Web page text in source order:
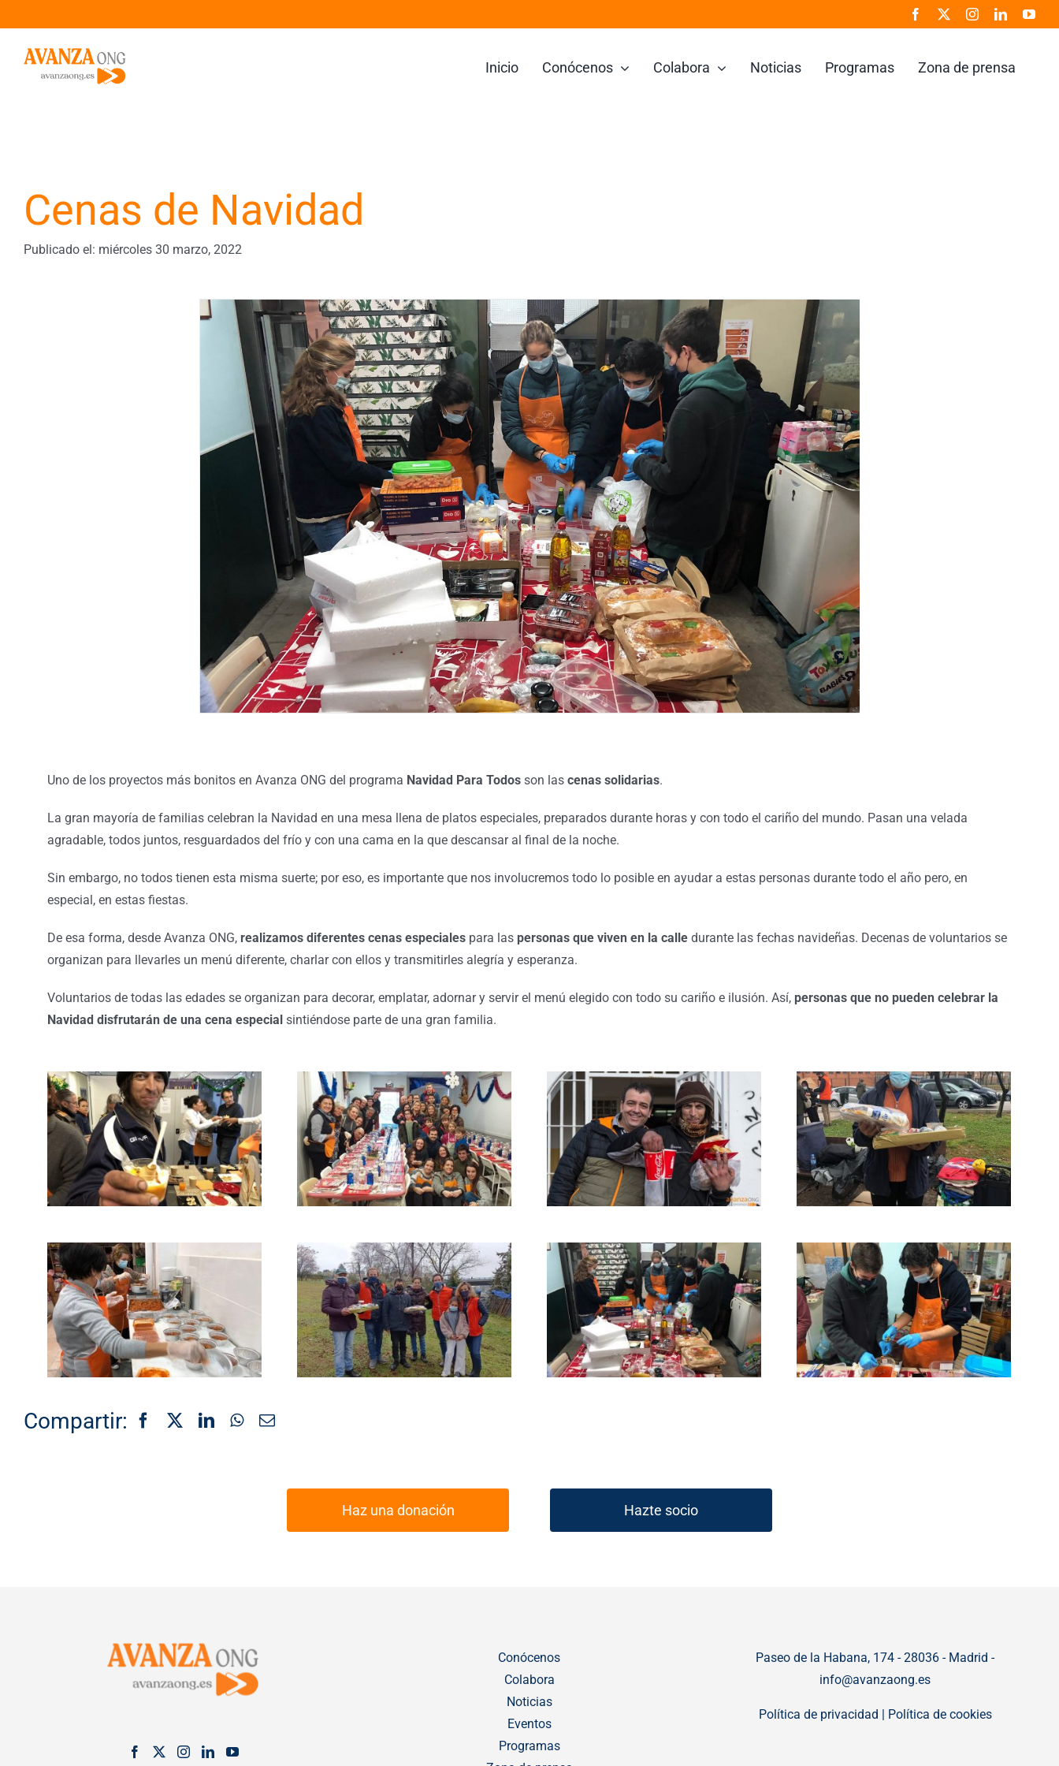
al
contenido
Inicio Conócenos Colabora Noticias Programas Zona de prensa
Cenas de Navidad
Publicado el: miércoles 30 marzo, 2022
Uno de los proyectos más bonitos en Avanza ONG del programa Navidad Para Todosson las cenas solidarias.
La gran mayoría de familias celebran la Navidad en una mesa llena de platos especiales, preparados durante horas y con todo el cariño del mundo. Pasan una velada
agradable, todos juntos, resguardados del frío y con una cama en la que descansar al final de la noche.
Sin embargo, no todos tienen esta misma suerte; por eso, es importante que nos involucremos todo lo posible en ayudar a estas personas durante todo el año pero, en
especial, en estas fiestas.
De esa forma, desde Avanza ONG, realizamos diferentes cenas especialespara las personas que viven en la calledurante las fechas navideñas. Decenas de voluntarios se
organizan para llevarles un menú diferente, charlar con ellos y transmitirles alegría y esperanza.
Voluntarios de todas las edades se organizan para decorar, emplatar, adornar y servir el menú elegido con todo su cariño e ilusión. Así, personas que no pueden celebrar la
Navidad disfrutarán de una cena especialsintiéndose parte de una gran familia.
Compartir:
Haz una donación Hazte socio
Conócenos
Colabora
Noticias
Eventos
Programas
Paseo de la Habana, 174 - 28036 - Madrid -
info@avanzaong.es
Política de privacidad | Política de cookies